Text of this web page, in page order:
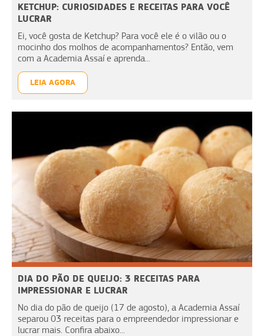
KETCHUP: CURIOSIDADES E RECEITAS PARA VOCÊ
LUCRAR
Ei, você gosta de Ketchup? Para você ele é o vilão ou o
mocinho dos molhos de acompanhamentos? Então, vem
com a Academia Assaí e aprenda...
LEIA AGORA
DIA DO PÃO DE QUEIJO: 3 RECEITAS PARA
IMPRESSIONAR E LUCRAR
No dia do pão de queijo (17 de agosto), a Academia Assaí
separou 03 receitas para o empreendedor impressionar e
lucrar mais. Confira abaixo...